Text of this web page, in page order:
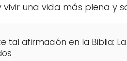
vivir una vida más plena y
tal afirmación en la Biblia: